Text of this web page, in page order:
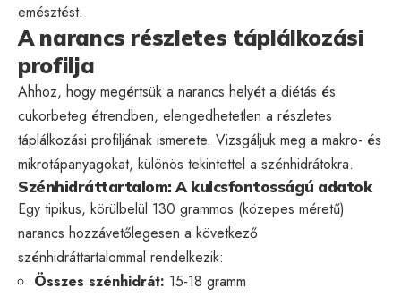
emésztést.
A narancs részletes táplálkozási
profilja
Ahhoz, hogy megértsük a narancs helyét a diétás és
cukorbeteg étrendben, elengedhetetlen a részletes
táplálkozási profiljának ismerete. Vizsgáljuk meg a makro- és
mikrotápanyagokat, különös tekintettel a szénhidrátokra.
Szénhidráttartalom: A kulcsfontosságú adatok
Egy tipikus, körülbelül 130 grammos (közepes méretű)
narancs hozzávetőlegesen a következő
szénhidráttartalommal rendelkezik:
Összes szénhidrát: 15-18 gramm